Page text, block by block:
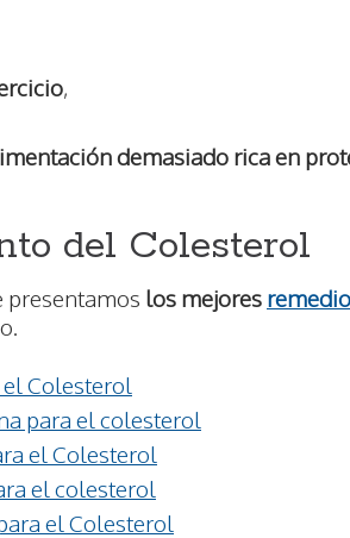
,
demasiado rica en
del Colesterol
presentamos los mejores
Colesterol
para el colesterol
el Colesterol
el colesterol
el Colesterol